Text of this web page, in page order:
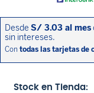
Stock en Tienda: